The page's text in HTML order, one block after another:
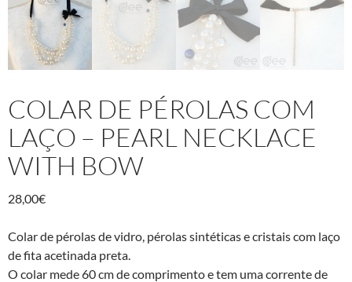
COLAR DE PÉROLAS COM
LAÇO – PEARL NECKLACE
WITH BOW
28,00€
Colar de pérolas de vidro, pérolas sintéticas e cristais com laço
de fita acetinada preta.
O colar mede 60 cm de comprimento e tem uma corrente de